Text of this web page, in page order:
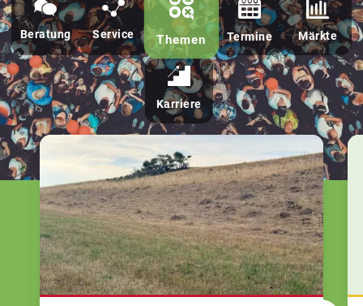
Beratung Service Themen Termine Märkte
Karriere